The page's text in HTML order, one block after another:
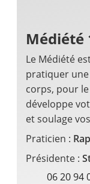
Médiété
Le Médiété
pratiquer
corps, pour
développe
et soulage
Praticien :
Présidente :
06 20 94